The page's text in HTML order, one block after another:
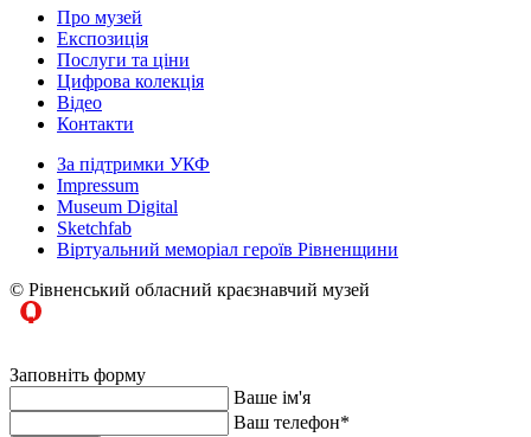
Про музей
Експозиція
Послуги та ціни
Цифрова колекція
Відео
Контакти
За підтримки УКФ
Impressum
Museum Digital
Sketchfab
Віртуальний меморіал героїв Рівненщини
© Рівненський обласний краєзнавчий музей
Заповніть форму
Ваше ім'я
Ваш телефон*